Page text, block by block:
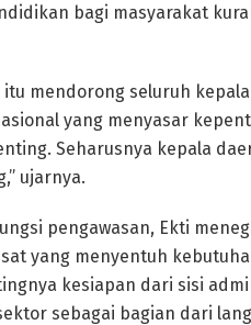
bagi masyarakat
itu mendorong seluruh
yang menyasar
Seharusnya kepala
ujarnya.
pengawasan, Ekti
yang menyentuh
kesiapan dari sisi
sebagai bagian dari